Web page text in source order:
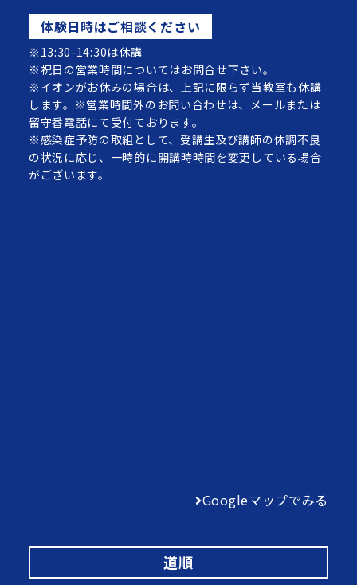
体験日時はご相談ください
※13:30-14:30は休講
※祝日の営業時間についてはお問合せ下さい。
※イオンがお休みの場合は、上記に限らず当教室も休講
します。※営業時間外のお問い合わせは、メールまたは
留守番電話にて受付ております。
※感染症予防の取組として、受講生及び講師の体調不良
の状況に応じ、一時的に開講時時間を変更している場合
がございます。
Googleマップでみる
道順